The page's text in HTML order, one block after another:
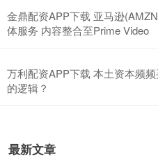
金鼎配资APP下载 亚马逊
体服务 内容整合至Prime Video
万利配资APP下载 本土资本频
的逻辑？
最新文章